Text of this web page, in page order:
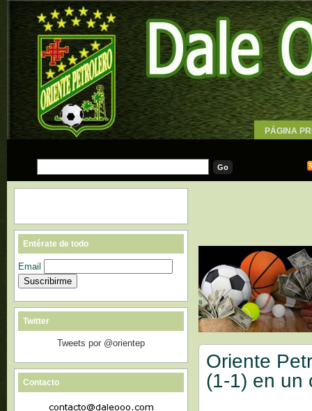
PÁGINA
Oriente
(1-1) en un
Entérate de todo
Email
Twitter
Tweets por @orientep
Contacto